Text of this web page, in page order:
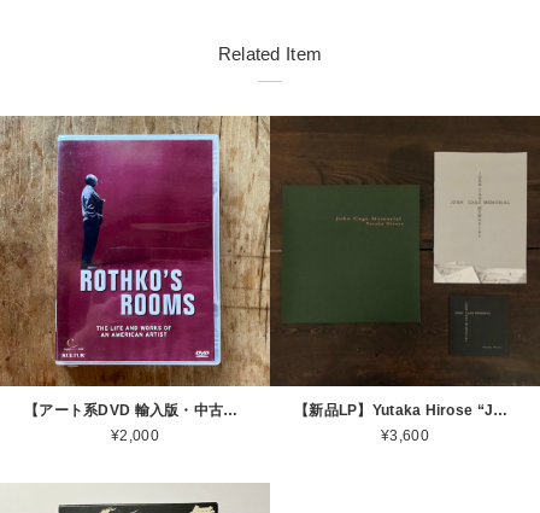
Related Item
【アート系DVD 輸入版・中古】マーク・ロスコー Mark Rothko Rothko's Rooms: The Life and Word KULTUR 2008 [310194662]
¥2,000
【新品LP】Yutaka Hirose “John Cage memorial“ [LP+CD+A4 booklet] (ご希望でサインします）
¥3,600